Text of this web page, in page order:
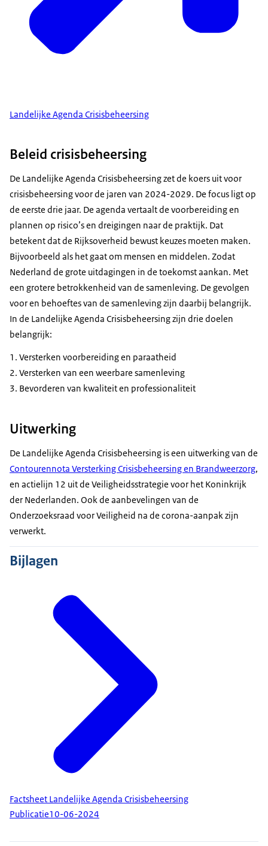
Landelijke Agenda Crisisbeheersing
Beleid crisisbeheersing
De Landelijke Agenda Crisisbeheersing zet de koers uit voor
crisisbeheersing voor de jaren van 2024-2029. De focus ligt op
de eerste drie jaar. De agenda vertaalt de voorbereiding en
plannen op risico’s en dreigingen naar de praktijk. Dat
betekent dat de Rijksoverheid bewust keuzes moeten maken.
Bijvoorbeeld als het gaat om mensen en middelen. Zodat
Nederland de grote uitdagingen in de toekomst aankan. Met
een grotere betrokkenheid van de samenleving. De gevolgen
voor en behoeftes van de samenleving zijn daarbij belangrijk.
In de Landelijke Agenda Crisisbeheersing zijn drie doelen
belangrijk:
Versterken voorbereiding en paraatheid
Versterken van een weerbare samenleving
Bevorderen van kwaliteit en professionaliteit
Uitwerking
De Landelijke Agenda Crisisbeheersing is een uitwerking van de
Contourennota Versterking Crisisbeheersing en Brandweerzorg,
en actielijn 12 uit de Veiligheidsstrategie voor het Koninkrijk
der Nederlanden. Ook de aanbevelingen van de
Onderzoeksraad voor Veiligheid na de corona-aanpak zijn
verwerkt.
Bijlagen
Factsheet Landelijke Agenda Crisisbeheersing
Publicatie10-06-2024